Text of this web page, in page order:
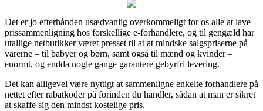
Det er jo efterhånden usædvanlig overkommeligt for os alle at lave
prissammenligning hos forskellige e-forhandlere, og til gengæld har
utallige netbutikker været presset til at at mindske salgspriserne på
varerne – til babyer og børn, samt også til mænd og kvinder –
enormt, og endda nogle gange garantere gebyrfri levering.
Det kan alligevel være nyttigt at sammenligne enkelte forhandlere på
nettet efter rabatkoder på forinden du handler, sådan at man er sikret
at skaffe sig den mindst kostelige pris.